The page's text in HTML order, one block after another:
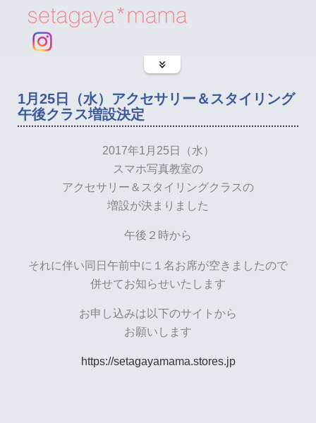
1月25日（水）アクセサリー＆スタイリング
午後クラス増設決定
2017年1月25日（水）
スマホ写真教室の
アクセサリー＆スタイリングクラスの
増設が決まりました
午後２時から
それに伴い同日午前中に１名お席が空きましたので
併せてお知らせいたします
お申し込みは以下のサイトから
お願いします
https://setagayamama.stores.jp